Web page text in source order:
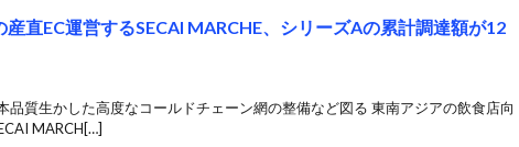
直EC運営するSECAI MARCHE、シリーズAの累計調達額が12
品質生かした高度なコールドチェーン網の整備など図る 東南アジアの飲食店向
MARCH[…]